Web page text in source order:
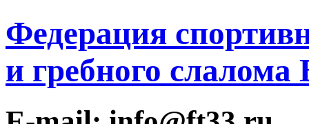
Федерация
и гребного